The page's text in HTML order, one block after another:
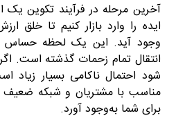
آخرین مرحله در فرآیند تکوین یک
ایده را وارد بازار کنیم تا خلق
وجود آید. این یک لحظه حساس
انتقال تمام زحمات گذشته است.
شود احتمال ناکامی بسیار زیاد
مناسب با مشتریان و شبکه ضعیف
برای شما به‌وجود آورد.